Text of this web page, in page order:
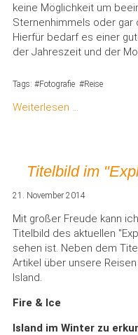
keine Möglichkeit um
Sternenhimmels oder gar
Hierfür bedarf es einer
der Jahreszeit und der
Tags: Fotografie Reise
Weiterlesen …
Titelbild im
21. November 2014
Mit großer Freude kann
Titelbild des aktuellen
sehen ist. Neben dem
Artikel über unsere
Island.
Fire & Ice
Island im Winter zu